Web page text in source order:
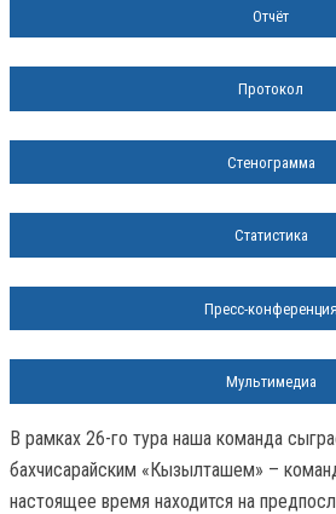
Отчёт
Протокол
Стенограмма
Статистика
Пресс-конференция
Мультимедиа
В рамках 26-го тура наша команда
бахчисарайским «Кызылташем» –
настоящее время находится на